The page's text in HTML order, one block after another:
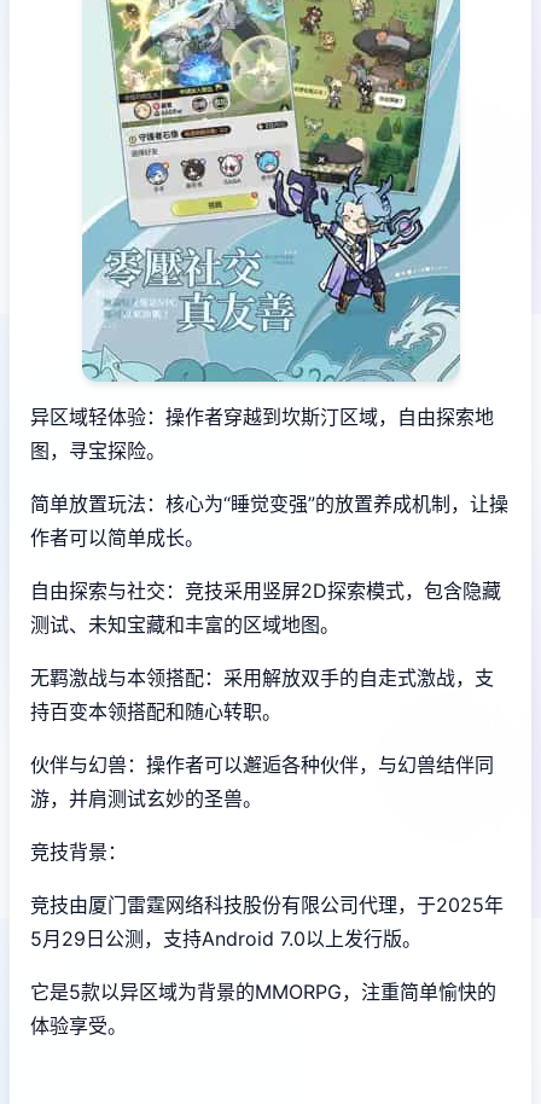
异区域轻体验：操作者穿越到坎斯汀区域，自由探索地
图，寻宝探险。
简单放置玩法：核心为“睡觉变强”的放置养成机制，让操
作者可以简单成长。
自由探索与社交：竞技采用竖屏2D探索模式，包含隐藏
测试、未知宝藏和丰富的区域地图。
无羁激战与本领搭配：采用解放双手的自走式激战，支
持百变本领搭配和随心转职。
伙伴与幻兽：操作者可以邂逅各种伙伴，与幻兽结伴同
游，并肩测试玄妙的圣兽。
竞技背景：
竞技由厦门雷霆网络科技股份有限公司代理，于2025年
5月29日公测，支持Android 7.0以上发行版。
它是5款以异区域为背景的MMORPG，注重简单愉快的
体验享受。